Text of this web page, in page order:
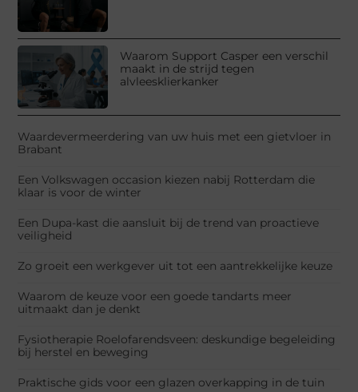
Waarom Support Casper een verschil
maakt in de strijd tegen
alvleesklierkanker
Waardevermeerdering van uw huis met een gietvloer in
Brabant
Een Volkswagen occasion kiezen nabij Rotterdam die
klaar is voor de winter
Een Dupa-kast die aansluit bij de trend van proactieve
veiligheid
Zo groeit een werkgever uit tot een aantrekkelijke keuze
Waarom de keuze voor een goede tandarts meer
uitmaakt dan je denkt
Fysiotherapie Roelofarendsveen: deskundige begeleiding
bij herstel en beweging
Praktische gids voor een glazen overkapping in de tuin